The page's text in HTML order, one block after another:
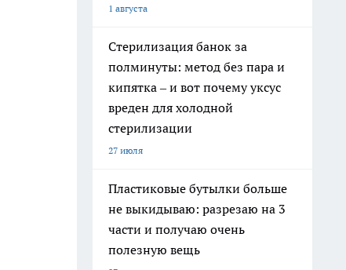
1 августа
Стерилизация банок за
полминуты: метод без пара и
кипятка – и вот почему уксус
вреден для холодной
стерилизации
27 июля
Пластиковые бутылки больше
не выкидываю: разрезаю на 3
части и получаю очень
полезную вещь